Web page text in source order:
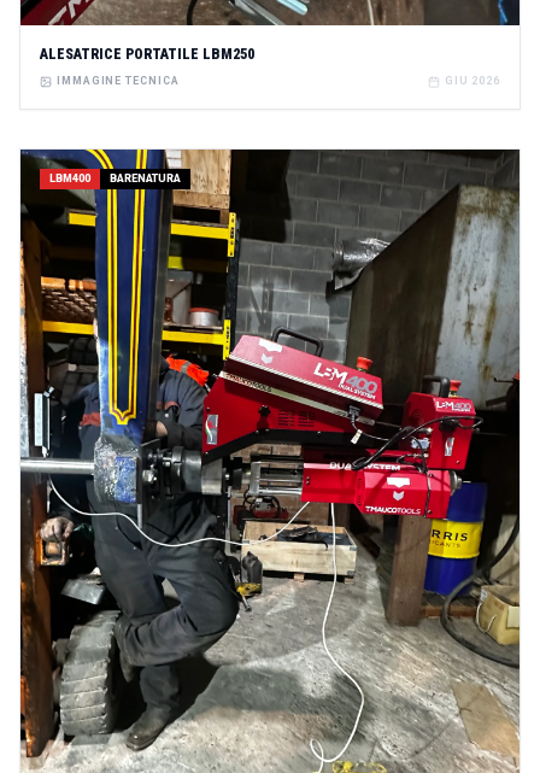
ALESATRICE PORTATILE LBM250
IMMAGINE TECNICA GIU 2026
LBM400 BARENATURA